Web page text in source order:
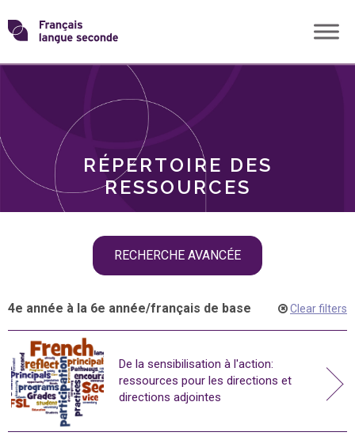
Skip
toTransformons
langue
RÉPERTOIRE DES
RESSOURCES
RECHERCHE AVANCÉE
THÈMES
4e année à la 6e année/français de base Clear filters
De la sensibilisation à l'action:
ressources pour les directions et
directions adjointes